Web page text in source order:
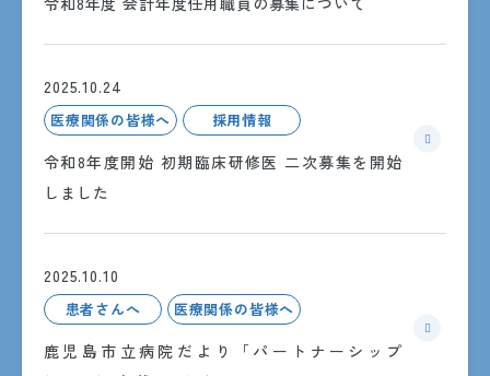
2025.10.24
医療関係の皆様へ 採用情報
令和8年度開始 初期臨床研修医 二次募集を開始
しました
2025.10.10
患者さんへ 医療関係の皆様へ
鹿児島市立病院だより「パートナーシップ
月曜日〜金曜日 8:30〜17:15
ただし、受付・診療時間は診療科ごとに異なるため、詳しく
休診日
土・日・祝日・年末年始（12/29〜1/3）